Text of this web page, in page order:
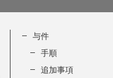
与件
手順
追加事項